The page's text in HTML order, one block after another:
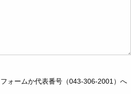
ォームか代表番号（043-306-2001）へ